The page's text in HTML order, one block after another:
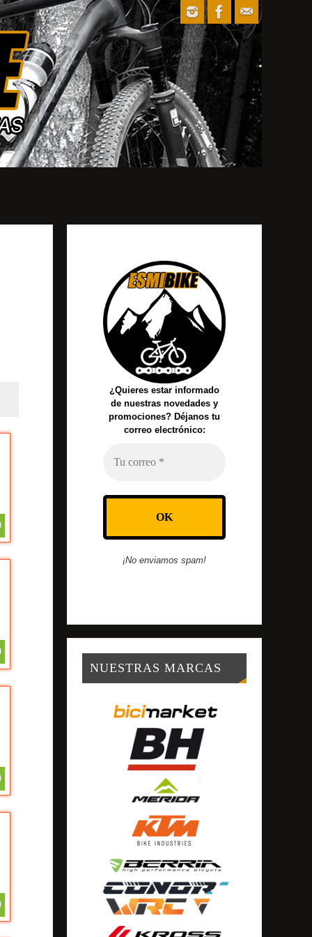
¿Quieres estar informado
de nuestras novedades y
promociones? Déjanos tu
correo electrónico:
¡No enviamos spam!
NUESTRAS MARCAS